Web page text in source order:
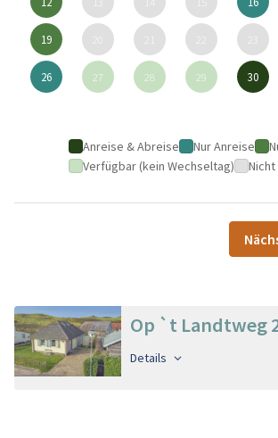
19
26 27 28 29 30
Anreise & Abreise Nur Anreise
Verfügbar (kein Wechseltag)
Op `t Landtweg
Details